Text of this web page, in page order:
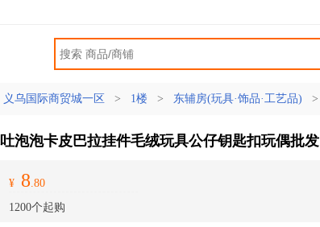
义乌国际商贸城一区 > 1楼 > 东辅房(玩具·饰品·工艺品) >
泡泡卡皮巴拉挂件毛绒玩具公仔钥匙扣玩偶批发
¥ 8.80
1200个起购